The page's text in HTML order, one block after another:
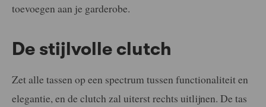
toevoegen aan je garderobe.
De stijlvolle clutch
Zet alle tassen op een spectrum tussen functionaliteit en
elegantie, en de clutch zal uiterst rechts uitlijnen. De tas